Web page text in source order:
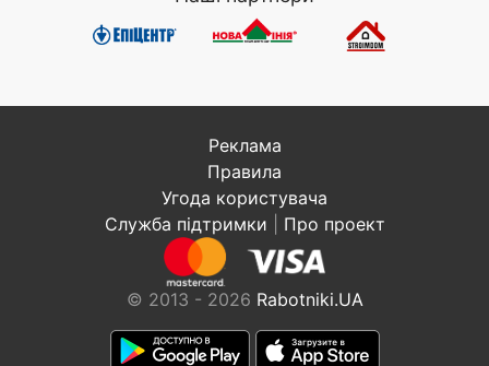
Реклама
Правила
Угода користувача
Служба підтримки
Про проект
© 2013 - 2026 Rabotniki.UA